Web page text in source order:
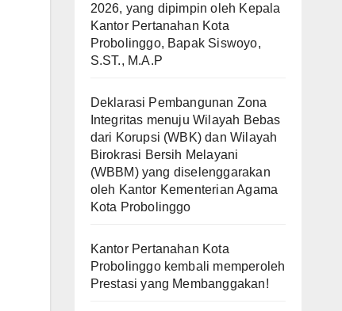
2026, yang dipimpin oleh Kepala
Kantor Pertanahan Kota
Probolinggo, Bapak Siswoyo,
S.ST., M.A.P
Deklarasi Pembangunan Zona
Integritas menuju Wilayah Bebas
dari Korupsi (WBK) dan Wilayah
Birokrasi Bersih Melayani
(WBBM) yang diselenggarakan
oleh Kantor Kementerian Agama
Kota Probolinggo
Kantor Pertanahan Kota
Probolinggo kembali memperoleh
Prestasi yang Membanggakan!